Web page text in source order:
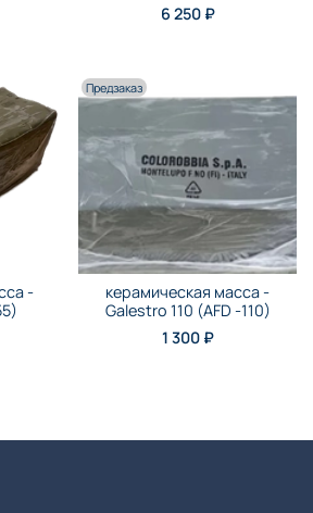
6 250 ₽
-
Предзаказ
керамическая масса -
Galestro 110 (AFD -110)
1 300 ₽